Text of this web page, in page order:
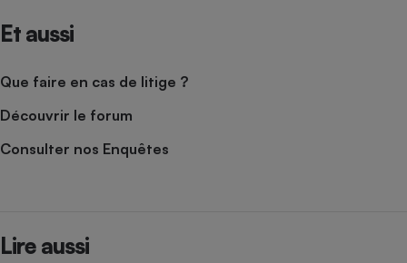
Et aussi
Que faire en cas de litige ?
Découvrir le forum
Consulter nos Enquêtes
Lire aussi